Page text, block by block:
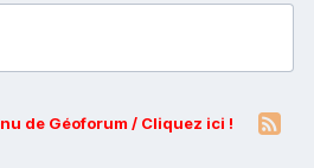
de Géoforum / Cliquez ici !